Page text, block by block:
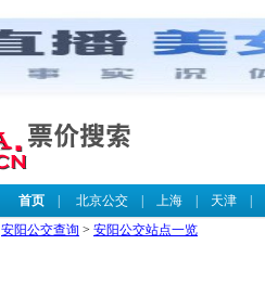
首页| 北京公交| 上海| 天津|
安阳公交查询 > 安阳公交站点一览